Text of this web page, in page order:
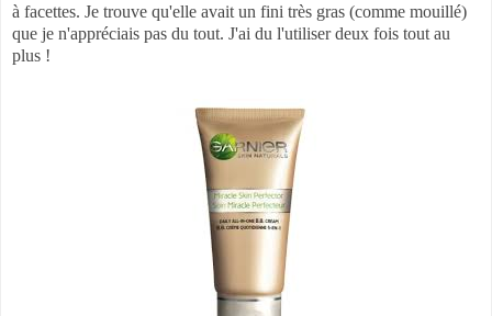
à facettes. Je trouve qu'elle avait un fini très gras (comme mouillé)
que je n'appréciais pas du tout. J'ai du l'utiliser deux fois tout au
plus !